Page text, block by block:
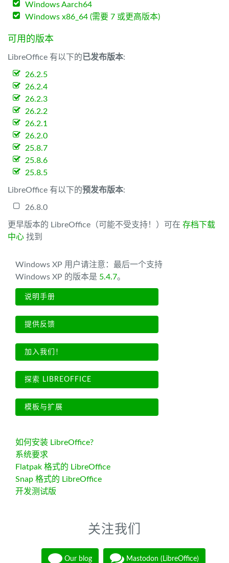
Windows Aarch64
Windows x86_64 (需要 7 或更高版本)
可用的版本
LibreOffice 有以下的已发布版本:
26.2.5
26.2.4
26.2.3
26.2.2
26.2.1
26.2.0
25.8.7
25.8.6
25.8.5
LibreOffice 有以下的预发布版本:
26.8.0
更早版本的 LibreOffice（可能不受支持！）可在 存档下载
中心 找到
Windows XP 用户请注意：最后一个支持
Windows XP 的版本是 5.4.7。
说明手册
提供反馈
加入我们！
探索 LIBREOFFICE
模板与扩展
如何安装 LibreOffice?
系统要求
Flatpak 格式的 LibreOffice
Snap 格式的 LibreOffice
开发测试版
关注我们
Our blog Mastodon (LibreOffice)